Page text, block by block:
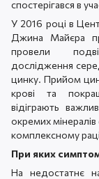
спостерігався в
У 2016 році в
Джина Майєра
провели
дослідження
цинку. Прийом
крові та
відіграють
окремих
комплексному
При яких
На недостатнє